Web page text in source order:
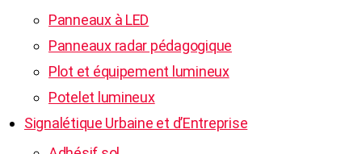
Panneaux à LED
Panneaux radar pédagogique
Plot et équipement lumineux
Potelet lumineux
Signalétique Urbaine et d’Entreprise